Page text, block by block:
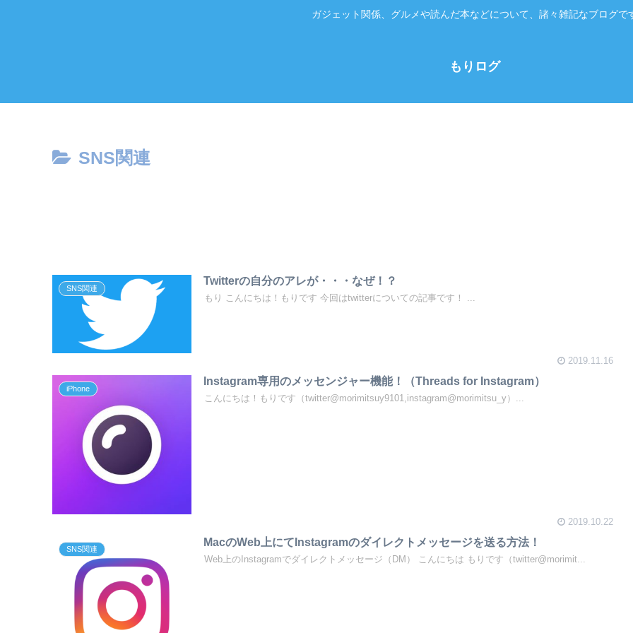
ガジェット関係、グルメや読んだ本などについて、諸々雑記なブログで
もりログ
SNS関連
SNS関連
Twitterの自分のアレが・・・なぜ！？
もり こんにちは！もりです 今回はtwitterについての記事です！ ...
2019.11.16
iPhone
Instagram専用のメッセンジャー機能！（Threads for Instagram）
こんにちは！もりです（twitter@morimitsuy9101,instagram@morimitsu_y）...
2019.10.22
SNS関連
MacのWeb上にてInstagramのダイレクトメッセージを送る方法！
Web上のInstagramでダイレクトメッセージ（DM） こんにちは もりです（twitter@morimit...